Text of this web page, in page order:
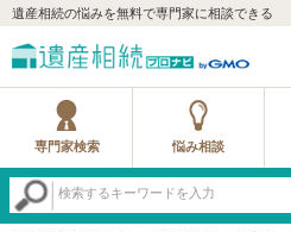
遺産相続の悩みを無料で専門家に相談できる
専門家検索 悩み相談
検索するキーワードを入力